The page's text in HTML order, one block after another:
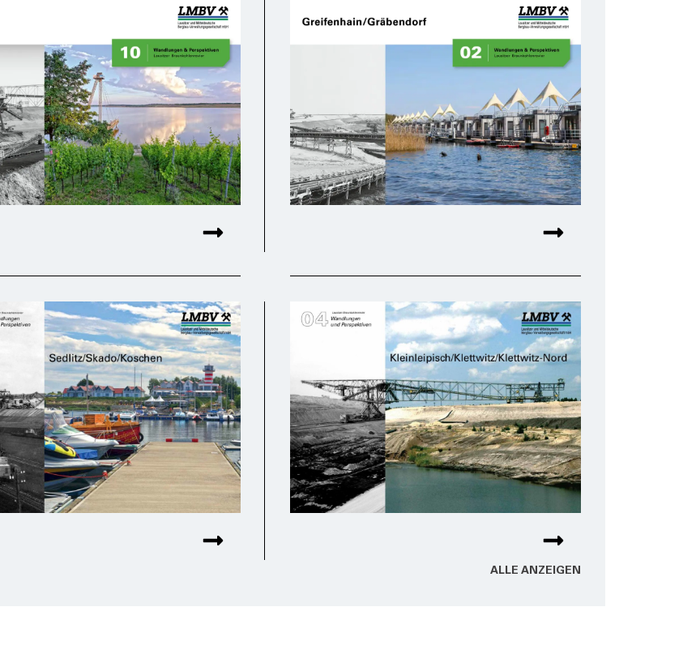
ALLE ANZEI­GEN